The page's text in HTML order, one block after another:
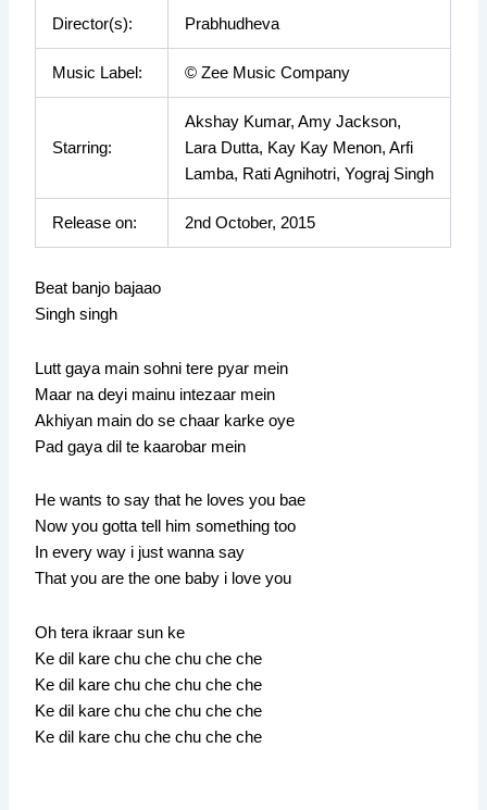
Director(s): Prabhudheva
Music Label: © Zee Music Company
Starring:
Akshay Kumar, Amy Jackson,
Lara Dutta, Kay Kay Menon, Arfi
Lamba, Rati Agnihotri, Yograj Singh
Release on: 2nd October, 2015
Beat banjo bajaao
Singh singh
Lutt gaya main sohni tere pyar mein
Maar na deyi mainu intezaar mein
Akhiyan main do se chaar karke oye
Pad gaya dil te kaarobar mein
He wants to say that he loves you bae
Now you gotta tell him something too
In every way i just wanna say
That you are the one baby i love you
Oh tera ikraar sun ke
Ke dil kare chu che chu che che
Ke dil kare chu che chu che che
Ke dil kare chu che chu che che
Ke dil kare chu che chu che che